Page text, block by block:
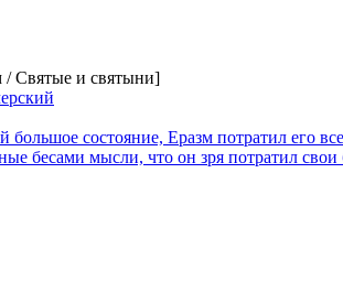
/ Святые и святыни]
большое состояние, Еразм потратил его
бесами мысли, что он зря потратил